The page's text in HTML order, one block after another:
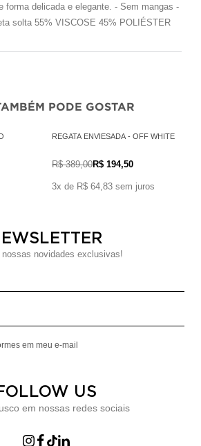
forma delicada e elegante. - Sem mangas -
solta 55% VISCOSE 45% POLIÉSTER
PODE GOSTAR
REGATA ENVIESADA - OFF WHITE
R$ 389,00R$ 194,50
3x de R$ 64,83 sem juros
nossas novidades exclusivas!
em meu e-mail
US
em nossas redes sociais